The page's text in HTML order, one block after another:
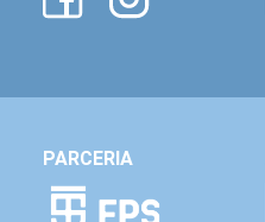
PARCERIA